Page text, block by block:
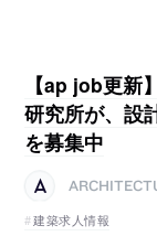
【ap job更新
研究所が、設
を募集中
建築求人情報